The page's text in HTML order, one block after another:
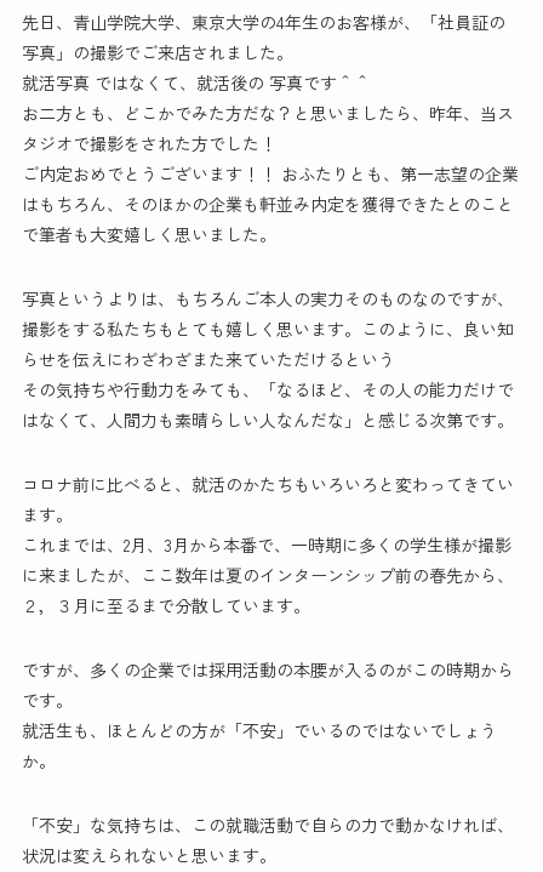
先日、青山学院大学、東京大学の4年生のお客様が、「社員証の
写真」の撮影でご来店されました。
就活写真 ではなくて、就活後の 写真です＾＾
お二方とも、どこかでみた方だな？と思いましたら、昨年、当ス
タジオで撮影をされた方でした！
ご内定おめでとうございます！！ おふたりとも、第一志望の企業
はもちろん、そのほかの企業も軒並み内定を獲得できたとのこと
で筆者も大変嬉しく思いました。
写真というよりは、もちろんご本人の実力そのものなのですが、
撮影をする私たちもとても嬉しく思います。このように、良い知
らせを伝えにわざわざまた来ていただけるという
その気持ちや行動力をみても、「なるほど、その人の能力だけで
はなくて、人間力も素晴らしい人なんだな」と感じる次第です。
コロナ前に比べると、就活のかたちもいろいろと変わってきてい
ます。
これまでは、2月、3月から本番で、一時期に多くの学生様が撮影
に来ましたが、ここ数年は夏のインターンシップ前の春先から、
２，３月に至るまで分散しています。
ですが、多くの企業では採用活動の本腰が入るのがこの時期から
です。
就活生も、ほとんどの方が「不安」でいるのではないでしょう
か。
「不安」な気持ちは、この就職活動で自らの力で動かなければ、
状況は変えられないと思います。